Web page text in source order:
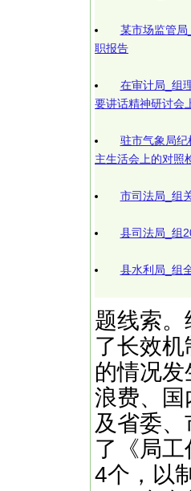
某市场监管
职报告
在审计局_组
要讲话精神研讨会
驻市气象局
主生活会上的对照
市司法局_组
县司法局_组
县水利局_组
题线索。
了长效
的情况
浪费、国
及省委
了《局
4个，以